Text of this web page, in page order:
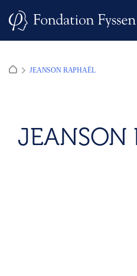
JEANSON RAPHAËL
JEANSON